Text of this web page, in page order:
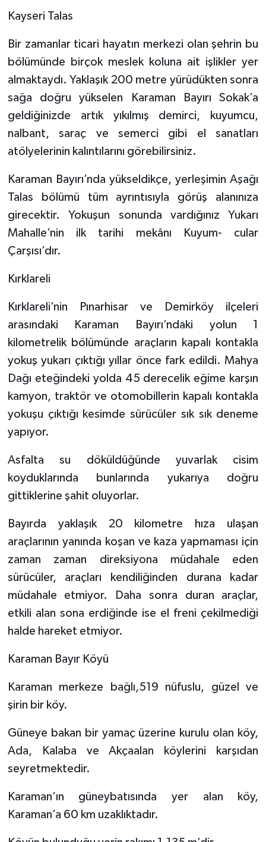
Kayseri Talas
Bir zamanlar ticari hayatın merkezi olan şehrin bu
bölümünde birçok meslek koluna ait işlikler yer
almaktaydı. Yaklaşık 200 metre yürüdükten sonra
sağa doğru yükselen Karaman Bayırı Sokak’a
geldiğinizde artık yıkılmış demirci, kuyumcu,
nalbant, saraç ve semerci gibi el sanatları
atölyelerinin kalıntılarını görebilirsiniz.
Karaman Bayırı’nda yükseldikçe, yerleşimin Aşağı
Talas bölümü tüm ayrıntısıyla görüş alanınıza
girecektir. Yokuşun sonunda vardığınız Yukarı
Mahalle’nin ilk tarihi mekânı Kuyum- cular
Çarşısı’dır.
Kırklareli
Kırklareli’nin Pınarhisar ve Demirköy ilçeleri
arasındaki Karaman Bayırı’ndaki yolun 1
kilometrelik bölümünde araçların kapalı kontakla
yokuş yukarı çıktığı yıllar önce fark edildi. Mahya
Dağı eteğindeki yolda 45 derecelik eğime karşın
kamyon, traktör ve otomobillerin kapalı kontakla
yokuşu çıktığı kesimde sürücüler sık sık deneme
yapıyor.
Asfalta su döküldüğünde yuvarlak cisim
koyduklarında bunlarında yukarıya doğru
gittiklerine şahit oluyorlar.
Bayırda yaklaşık 20 kilometre hıza ulaşan
araçlarının yanında koşan ve kaza yapmaması için
zaman zaman direksiyona müdahale eden
sürücüler, araçları kendiliğinden durana kadar
müdahale etmiyor. Daha sonra duran araçlar,
etkili alan sona erdiğinde ise el freni çekilmediği
halde hareket etmiyor.
Karaman Bayır Köyü
Karaman merkeze bağlı,519 nüfuslu, güzel ve
şirin bir köy.
Güneye bakan bir yamaç üzerine kurulu olan köy,
Ada, Kalaba ve Akçaalan köylerini karşıdan
seyretmektedir.
Karaman’ın güneybatısında yer alan köy,
Karaman’a 60 km uzaklıktadır.